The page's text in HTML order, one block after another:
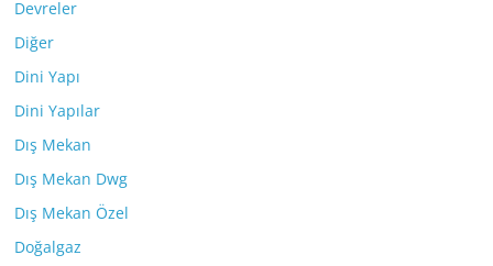
Devreler
Diğer
Dini Yapı
Dini Yapılar
Dış Mekan
Dış Mekan Dwg
Dış Mekan Özel
Doğalgaz